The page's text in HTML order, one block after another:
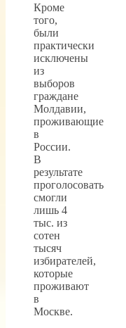
Кроме
того,
были
практически
исключены
из
выборов
граждане
Молдавии,
проживающие
в
России.
В
результате
проголосовать
смогли
лишь 4
тыс. из
сотен
тысяч
избирателей,
которые
проживают
в
Москве.